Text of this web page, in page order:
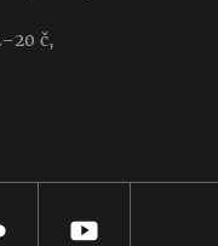
č,